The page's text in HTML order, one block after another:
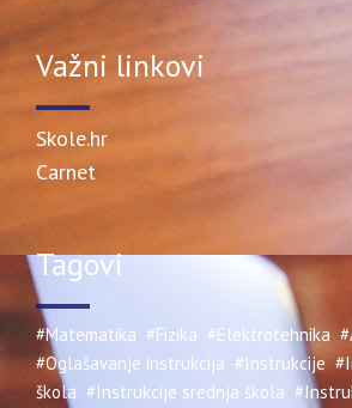
Važni linkovi
Skole.hr
Carnet
Tagovi
#Matematika #Fizika #Elektrotehnika
#Oglašavanje instrukcija #Instrukcije
škola #Instrukcije srednja škola